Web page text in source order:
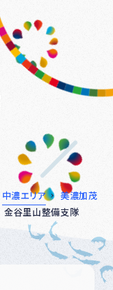
中濃エリア
美濃加茂
金谷里山整備支隊